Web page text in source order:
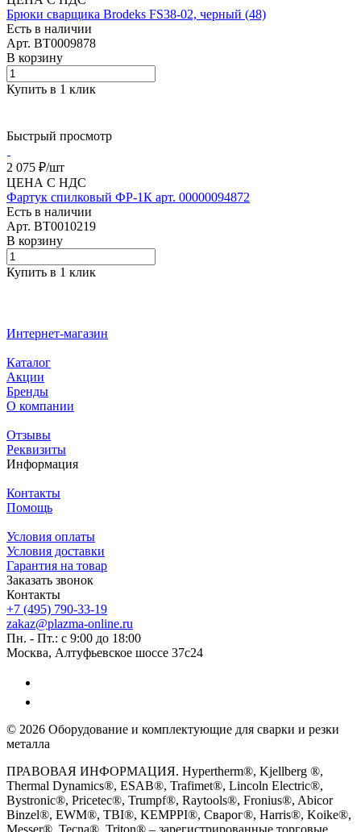
Брюки сварщика Brodeks FS38-02, черный (48)
Есть в наличии
Арт. BT0009878
В корзину
Купить в 1 клик
Быстрый просмотр
2 075 ₽/шт
ЦЕНА С НДС
Фартук спилковый ФР-1К арт. 00000094872
Есть в наличии
Арт. BT0010219
В корзину
Купить в 1 клик
Интернет-магазин
Каталог
Акции
Бренды
О компании
Отзывы
Реквизиты
Информация
Контакты
Помощь
Условия оплаты
Условия доставки
Гарантия на товар
Заказать звонок
Контакты
+7 (495) 790-33-19
zakaz@plazma-online.ru
Пн. - Пт.: с 9:00 до 18:00
Москва, Алтуфьевское шоссе 37с24
© 2026 Оборудование и комплектующие для сварки и резки
металла
ПРАВОВАЯ ИНФОРМАЦИЯ. Hypertherm®, Kjellberg ®,
Thermal Dynamics®, ESAB®, Trafimet®, Lincoln Electric®,
Bystronic®, Pricetec®, Trumpf®, Raytools®, Fronius®, Abicor
Binzel®, EWM®, TBI®, KEMPPI®, Сварог®, Harris®, Koike®,